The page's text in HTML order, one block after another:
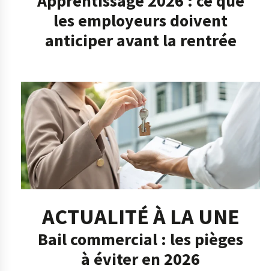
les employeurs doivent
anticiper avant la rentrée
ACTUALITÉ À LA UNE
Bail commercial : les pièges
à éviter en 2026